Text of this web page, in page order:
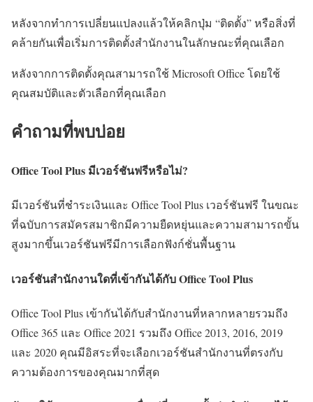
หลังจากทำการเปลี่ยนแปลงแล้วให้คลิกปุ่ม “ติดตั้ง” หรือสิ่งที่
คล้ายกันเพื่อเริ่มการติดตั้งสำนักงานในลักษณะที่คุณเลือก
หลังจากการติดตั้งคุณสามารถใช้ Microsoft Office โดยใช้
คุณสมบัติและตัวเลือกที่คุณเลือก
คำถามที่พบบ่อย
Office Tool Plus มีเวอร์ชันฟรีหรือไม่?
มีเวอร์ชันที่ชำระเงินและ Office Tool Plus เวอร์ชันฟรี ในขณะ
ที่ฉบับการสมัครสมาชิกมีความยืดหยุ่นและความสามารถขั้น
สูงมากขึ้นเวอร์ชันฟรีมีการเลือกฟังก์ชั่นพื้นฐาน
เวอร์ชันสำนักงานใดที่เข้ากันได้กับ Office Tool Plus
Office Tool Plus เข้ากันได้กับสำนักงานที่หลากหลายรวมถึง
Office 365 และ Office 2021 รวมถึง Office 2013, 2016, 2019
และ 2020 คุณมีอิสระที่จะเลือกเวอร์ชันสำนักงานที่ตรงกับ
ความต้องการของคุณมากที่สุด